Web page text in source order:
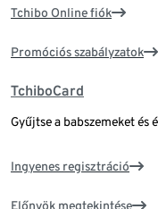
Tchibo Online fiók
Promóciós szabályzatok
TchiboCard
Gyűjtse a babszemeket és
Ingyenes regisztráció
Előnyök megtekintése